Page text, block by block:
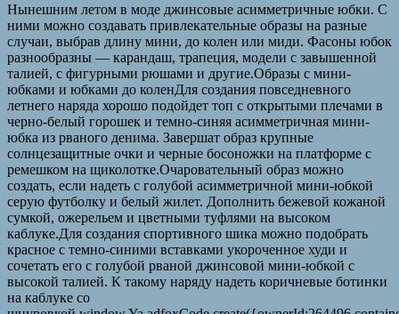
Нынешним летом в моде джинсовые асимметричные юбки. С
ними можно создавать привлекательные образы на разные
случаи, выбрав длину мини, до колен или миди. Фасоны юбок
разнообразны — карандаш, трапеция, модели с завышенной
талией, с фигурными рюшами и другие.Образы с мини-
юбками и юбками до коленДля создания повседневного
летнего наряда хорошо подойдет топ с открытыми плечами в
черно-белый горошек и темно-синяя асимметричная мини-
юбка из рваного денима. Завершат образ крупные
солнцезащитные очки и черные босоножки на платформе с
ремешком на щиколотке.Очаровательный образ можно
создать, если надеть с голубой асимметричной мини-юбкой
серую футболку и белый жилет. Дополнить бежевой кожаной
сумкой, ожерельем и цветными туфлями на высоком
каблуке.Для создания спортивного шика можно подобрать
красное с темно-синими вставками укороченное худи и
сочетать его с голубой рваной джинсовой мини-юбкой с
высокой талией. К такому наряду надеть коричневые ботинки
на каблуке со